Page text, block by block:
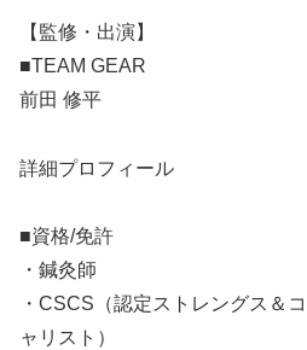
【監修・出演】
■TEAM GEAR
前田 修平
詳細プロフィール
■資格/免許
・鍼灸師
・CSCS（認定ストレングス＆
ャリスト）